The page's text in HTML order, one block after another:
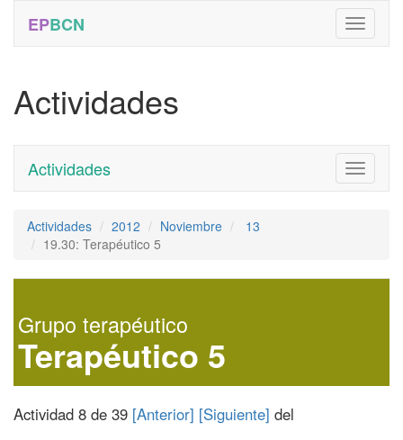
EPBCN
Actividades
Toggle
Actividades
Actividades 2012 Noviembre
13
19.30: Terapéutico 5
Grupo terapéutico
Terapéutico 5
Actividad 8 de 39 [Anterior] [Siguiente] del